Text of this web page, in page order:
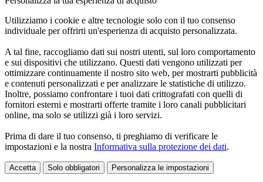
Utilizziamo i cookie e altre tecnologie solo con il tuo consenso
individuale per offrirti un'esperienza di acquisto personalizzata.
A tal fine, raccogliamo dati sui nostri utenti, sul loro comportamento
e sui dispositivi che utilizzano. Questi dati vengono utilizzati per
ottimizzare continuamente il nostro sito web, per mostrarti pubblicità
e contenuti personalizzati e per analizzare le statistiche di utilizzo.
Inoltre, possiamo confrontare i tuoi dati crittografati con quelli di
fornitori esterni e mostrarti offerte tramite i loro canali pubblicitari
online, ma solo se utilizzi già i loro servizi.
Prima di dare il tuo consenso, ti preghiamo di verificare le
impostazioni e la nostra Informativa sulla protezione dei dati.
Accetta Solo obbligatori Personalizza le impostazioni